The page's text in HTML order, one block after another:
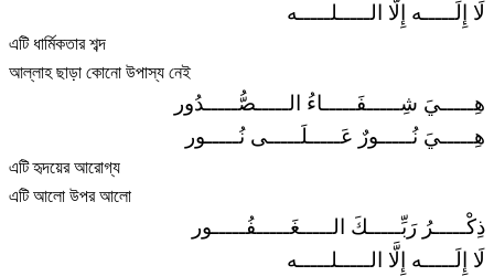
لَا إِلَـــــه إِلَّا الـــــلـــــه
এটি ধার্মিকতার শব্দ
আল্লাহ ছাড়া কোনো উপাস্য নেই
هِـــــيَ شِـــــفَـــــاءُ الـــــصُّـــــدُور
هِـــــيَ نُـــــورٌ عَـــــلَـــــى نُـــــور
এটি হৃদয়ের আরোগ্য
এটি আলো উপর আলো
ذِكْـــــرُ رَبِّـــــكَ الـــــغَـــــفُـــــور
لَا إِلَـــــه إِلَّا الـــــلـــــه